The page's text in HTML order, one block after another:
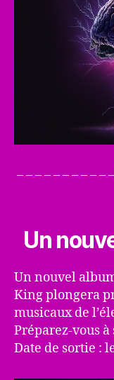
– – – – – – – – –
Un
Un nouvel
King plongera
musicaux de
Préparez-vous
Date de sortie :